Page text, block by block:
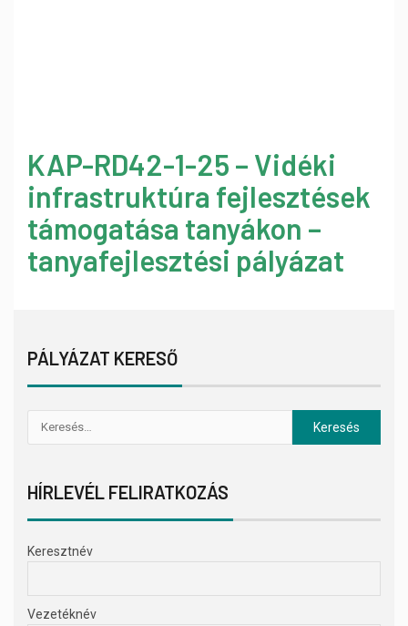
KAP-RD42-1-25 – Vidéki
infrastruktúra fejlesztések
támogatása tanyákon –
tanyafejlesztési pályázat
PÁLYÁZAT KERESŐ
HÍRLEVÉL FELIRATKOZÁS
Keresztnév
Vezetéknév